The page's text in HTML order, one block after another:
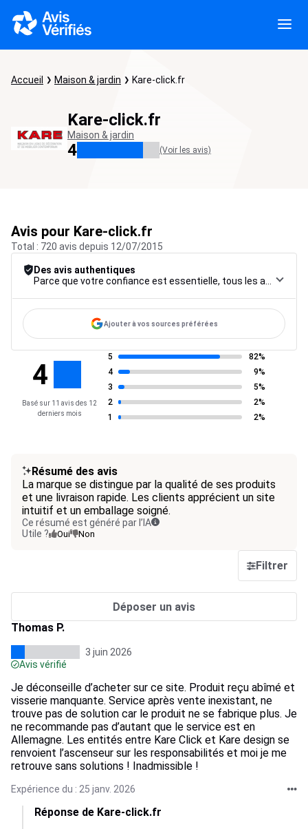
Accueil Maison & jardin Kare-click.fr
Kare-click.fr
Maison & jardin
4 (Voir les avis)
Avis pour Kare-click.fr
Total : 720 avis depuis 12/07/2015
Des avis authentiques
Ajouter à vos sources préférées
4
Basé sur 11 avis des 12
derniers mois
5
82%
4
9%
3
5%
2
2%
1
2%
Résumé des avis
La marque se distingue par la qualité de ses produits
et une livraison rapide. Les clients apprécient un site
intuitif et un emballage soigné.
Ce résumé est généré par l’IA
Utile ?
Oui Non
Filtrer
Déposer un avis
Thomas P.
3 juin 2026
Avis vérifié
Je déconseille d’acheter sur ce site. Produit reçu abîmé et
visserie manquante. Service après vente inexistant, ne
trouve pas de solution car le produit ne se fabrique plus. Je
ne recommande pas d’autant que le service est en
Allemagne. Les entités entre Kare Click et Kare design se
renvoient l’ascenseur sur les responsabilités et moi je me
retrouve sans solutions ! Inadmissible !
Expérience du : 25 janv. 2026
Réponse de Kare-click.fr